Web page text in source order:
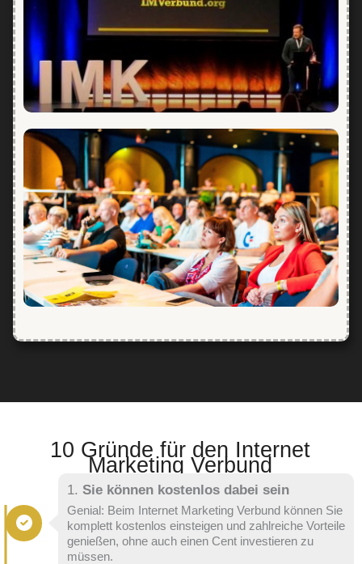
10 Gründe für den Internet
Marketing Verbund
1. Sie können kostenlos dabei sein
Genial: Beim Internet Marketing Verbund können Sie
komplett kostenlos einsteigen und zahlreiche Vorteile
genießen, ohne auch einen Cent investieren zu
müssen.